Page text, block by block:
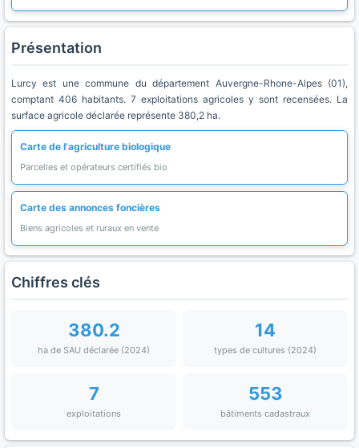
Présentation
Lurcy est une commune du département Auvergne-Rhone-Alpes (01),
comptant 406 habitants. 7 exploitations agricoles y sont recensées. La
surface agricole déclarée représente 380,2 ha.
Carte de l'agriculture biologique
Parcelles et opérateurs certifiés bio
Carte des annonces foncières
Biens agricoles et ruraux en vente
Chiffres clés
380.2
ha de SAU déclarée (2024)
14
types de cultures (2024)
7
exploitations
553
bâtiments cadastraux